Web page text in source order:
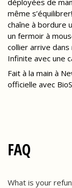
même
chaîne à bordure
un fermoir à
collier arrive
Infinite avec une
Fait à la main à
officielle avec
FAQ
What is your